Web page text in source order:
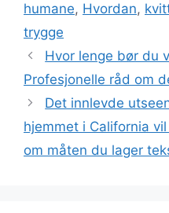
humane, Hvordan,
trygge
Hvor lenge bør du
Profesjonelle råd om
Det innlevde
hjemmet i California
om måten du lager